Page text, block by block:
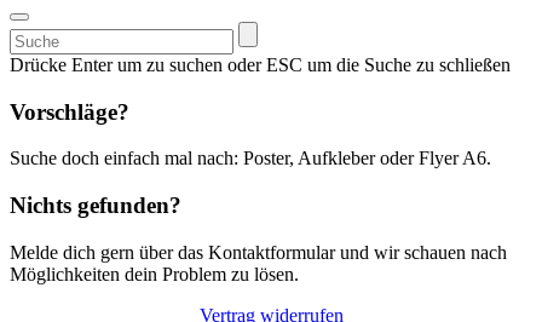
Suchen
nach:
Drücke Enter um zu suchen oder ESC um die Suche zu schließen
Vorschläge?
Suche doch einfach mal nach: Poster, Aufkleber oder Flyer A6.
Nichts gefunden?
Melde dich gern über das Kontaktformular und wir schauen nach
Möglichkeiten dein Problem zu lösen.
Vertrag widerrufen